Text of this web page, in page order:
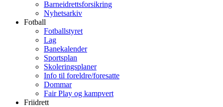
Barneidrettsforsikring
Nyhetsarkiv
Fotball
Fotballstyret
Lag
Banekalender
Sportsplan
Skoleringsplaner
Info til foreldre/foresatte
Dommar
Fair Play og kampvert
Friidrett